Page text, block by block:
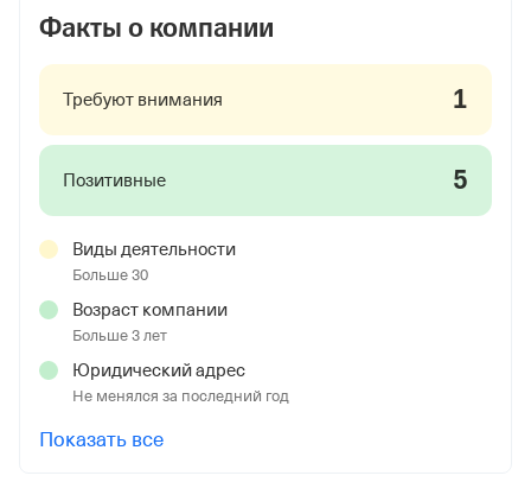
Факты о компании
Требуют внимания 1
Позитивные 5
Виды деятельности
Больше 30
Возраст компании
Больше 3 лет
Юридический адрес
Не менялся за последний год
Показать все